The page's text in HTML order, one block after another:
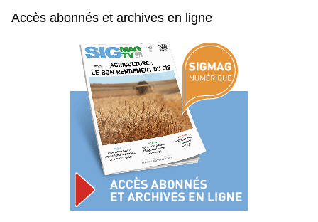
Accès abonnés et archives en ligne